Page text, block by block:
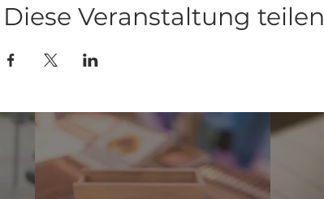
Diese Veranstaltung teilen